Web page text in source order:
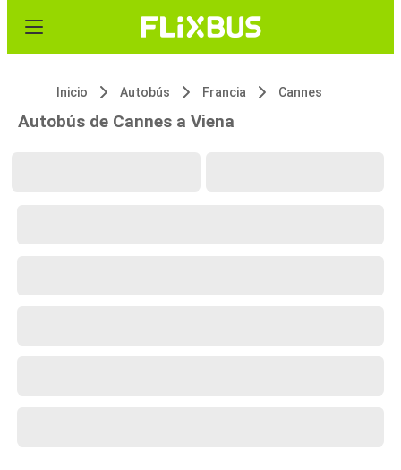
Inicio Autobús Francia Cannes
Autobús de Cannes a Viena